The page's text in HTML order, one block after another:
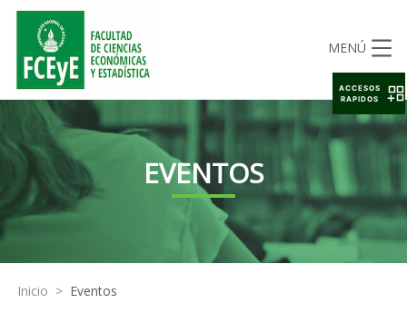
MENÚ
EVENTOS
Inicio > Eventos
ACCESOS
RAPIDOS